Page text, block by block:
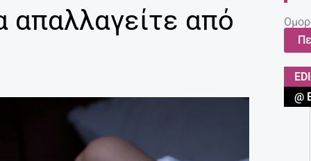
απαλλαγείτε από
@